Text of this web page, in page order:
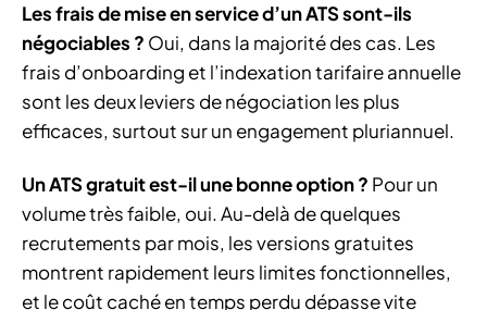
Les frais de mise en service d’un ATS sont-ils
négociables ? Oui, dans la majorité des cas. Les
frais d’onboarding et l’indexation tarifaire annuelle
sont les deux leviers de négociation les plus
efficaces, surtout sur un engagement pluriannuel.
Un ATS gratuit est-il une bonne option ? Pour un
volume très faible, oui. Au-delà de quelques
recrutements par mois, les versions gratuites
montrent rapidement leurs limites fonctionnelles,
et le coût caché en temps perdu dépasse vite